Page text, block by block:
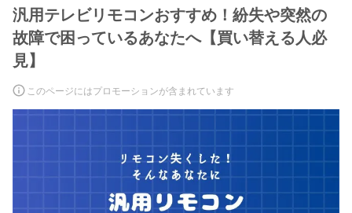
汎用テレビリモコンおすすめ！紛失や突然の
故障で困っているあなたへ【買い替える人必
見】
このページにはプロモーションが含まれています